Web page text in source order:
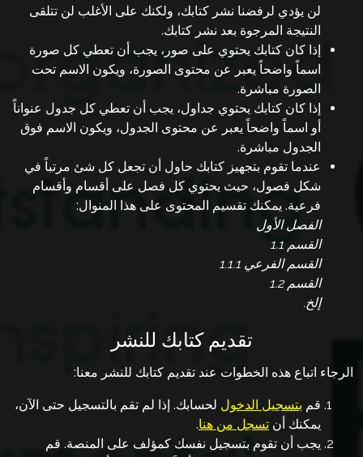
لن يؤدي لرفضنا نشر كتابك، ولكنك على اﻷغلب لن تتلقى
النتيجة المرجوة بعد نشر كتابك.
إذا كان كتابك يحتوي على صور، يجب أن تعطي كل صورة
اسماً واضحاً يعبر عن محتوى الصورة، ويكون اﻻسم تحت
الصورة مباشرة.
إذا كان كتابك يحتوي جداول، يجب أن تعطي كل جدول عنواناً
أو اسماً واضحاً يعبر عن محتوى الجدول، ويكون اﻻسم فوق
الجدول مباشرة.
عندما تقوم بتجهيز كتابك حاول أن تجعل كل شئ مرتباً في
شكل فصول، حيث يحتوي كل فصل على أقسام وأقسام
فرعية. يمكنك تقسيم المحتوى على هذا المنوال:
الفصل اﻷول
القسم 1.1
القسم الفرعي 1.1.1
القسم 1.2
إلخ.
تقديم كتابك للنشر
الرجاء اتباع هذه الخطوات عند تقديم كتابك للنشر معنا:
قم بتسجيل الدخول لحسابك. إذا لم تقم بالتسجيل حتى اﻵن،
يمكنك أن تسجل من هنا.
يجب أن تقوم بتسجيل نفسك كمؤلف على المنصة. قم